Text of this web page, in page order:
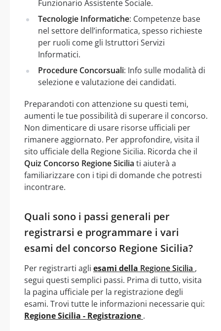
Funzionario Assistente Sociale.
Tecnologie Informatiche: Competenze base
nel settore dell’informatica, spesso richieste
per ruoli come gli Istruttori Servizi
Informatici.
Procedure Concorsuali: Info sulle modalità di
selezione e valutazione dei candidati.
Preparandoti con attenzione su questi temi,
aumenti le tue possibilità di superare il concorso.
Non dimenticare di usare risorse ufficiali per
rimanere aggiornato. Per approfondire, visita il
sito ufficiale della Regione Sicilia. Ricorda che il
Quiz Concorso Regione Sicilia ti aiuterà a
familiarizzare con i tipi di domande che potresti
incontrare.
Quali sono i passi generali per
registrarsi e programmare i vari
esami del concorso Regione Sicilia?
Per registrarti agli esami della Regione Sicilia ,
segui questi semplici passi. Prima di tutto, visita
la pagina ufficiale per la registrazione degli
esami. Trovi tutte le informazioni necessarie qui:
Regione Sicilia - Registrazione .